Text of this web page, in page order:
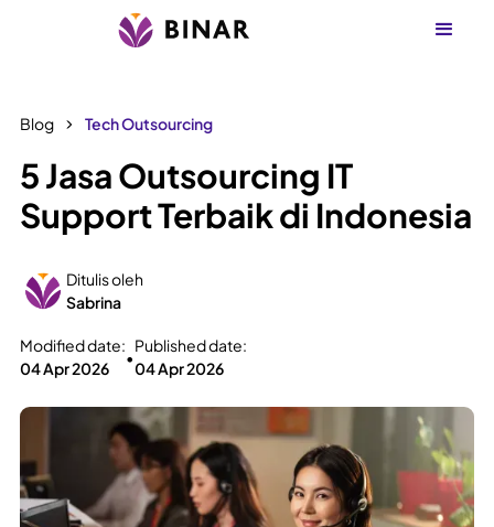
Blog Tech Outsourcing
5 Jasa Outsourcing IT
Support Terbaik di Indonesia
Ditulis oleh
Sabrina
Modified date:
04 Apr 2026
•
Published date:
04 Apr 2026